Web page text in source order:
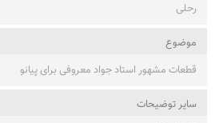
رحلی
موضوع
قطعات مشهور استاد جواد معروفی برای پیانو
ساير توضيحات